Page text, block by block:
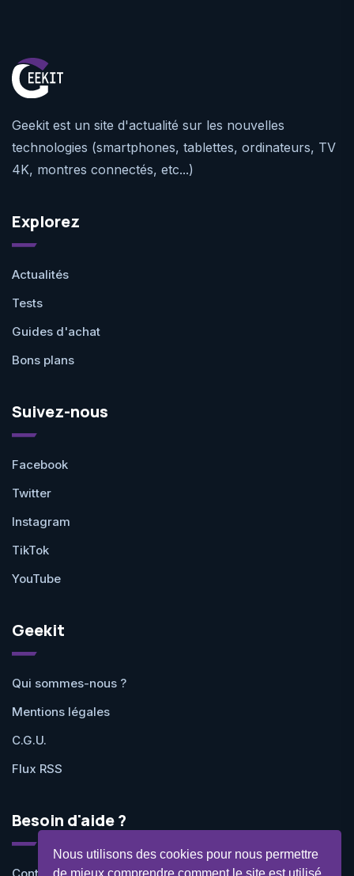
Nous utilisons des cookies pour nous permettre
de mieux comprendre comment le site est utilisé.
Geekit est un site d'actualité sur les nouvelles
technologies (smartphones, tablettes, ordinateurs, TV
4K, montres connectés, etc...)
Explorez
Actualités
Tests
Guides d'achat
Bons plans
Suivez-nous
Facebook
Twitter
Instagram
TikTok
YouTube
Geekit
Qui sommes-nous ?
Mentions légales
C.G.U.
Flux RSS
Besoin d'aide ?
Contactez-nous